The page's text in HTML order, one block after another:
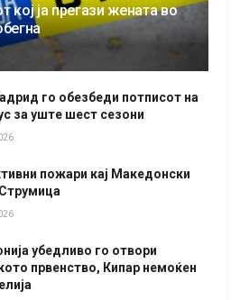
кој ја прегази жената во
го обезбеди потписот на
за уште шест сезони
пожари кај Македонски
убедливо го отвори
првенство, Кипар немоќен